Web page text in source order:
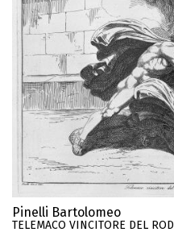
Pinelli Bartolomeo
TELEMACO VINCITORE DEL